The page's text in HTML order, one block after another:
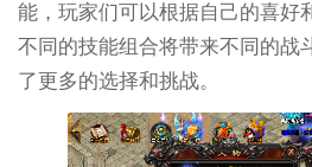
能，玩家们可以根据自己的喜好
不同的技能组合将带来不同的战
了更多的选择和挑战。